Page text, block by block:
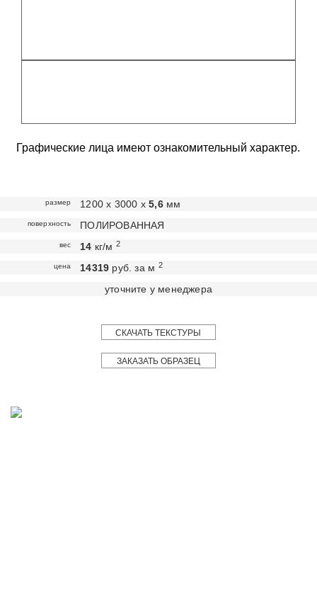
Графические лица имеют ознакомительный характер.
размер 1200 х 3000 х5,6мм
поверхность ПОЛИРОВАННАЯ
вес 14 кг/м 2
цена 14319 руб. за м 2
уточните у менеджера
СКАЧАТЬ ТЕКСТУРЫ
ЗАКАЗАТЬ ОБРАЗЕЦ